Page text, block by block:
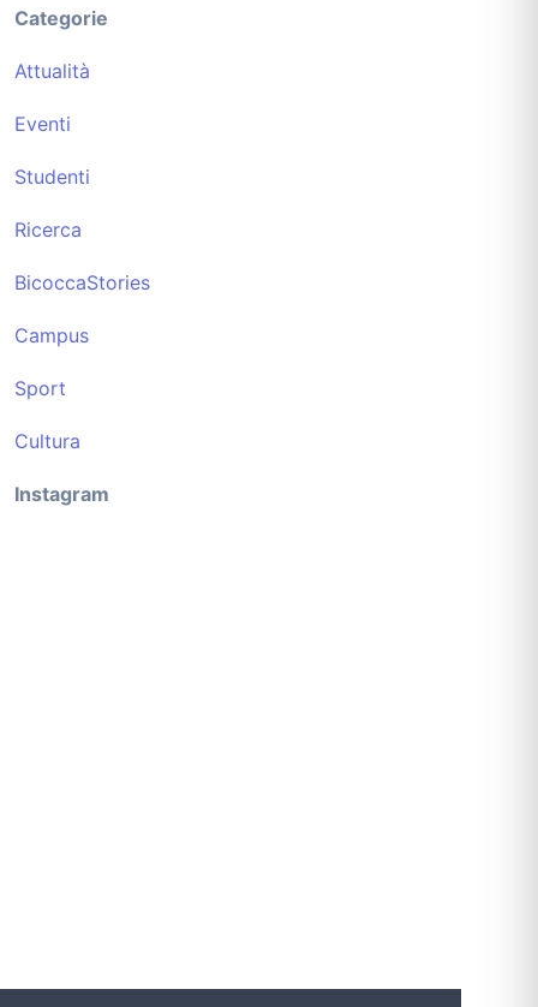
Categorie
Attualità
Eventi
Studenti
Ricerca
BicoccaStories
Campus
Sport
Cultura
Instagram